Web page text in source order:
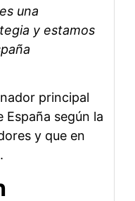
una
y estamos
principal
según la
y que en